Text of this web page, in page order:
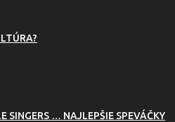
SINGERS … NAJLEPŠIE SPEVÁČKY